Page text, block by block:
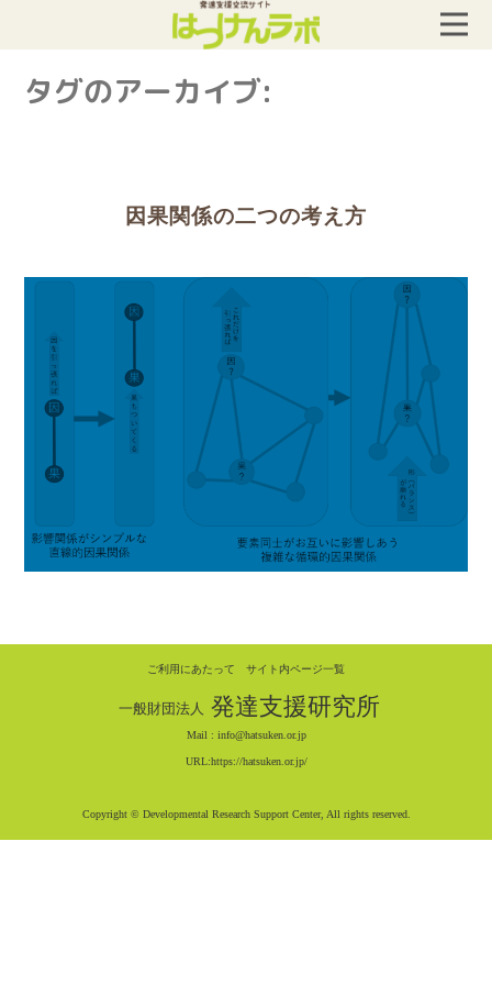
タグのアーカイブ:
因果関係の二つの考え方
ご利用にあたって サイト内ページ一覧
一般財団法人 発達支援研究所
Mail : info@hatsuken.or.jp
URL:https://hatsuken.or.jp/
Copyright © Developmental Research Support Center, All rights reserved.